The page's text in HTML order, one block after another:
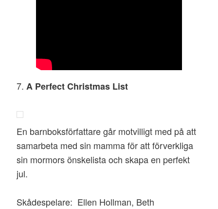
7. A Perfect Christmas List
En barnboksförfattare går motvilligt med på att
samarbeta med sin mamma för att förverkliga
sin mormors önskelista och skapa en perfekt
jul.
Skådespelare: Ellen Hollman, Beth